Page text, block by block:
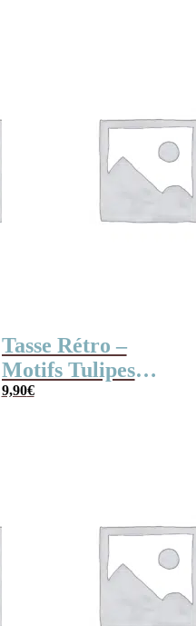
Tasse Rétro –
Motifs Tulipes
400ml
9,90€